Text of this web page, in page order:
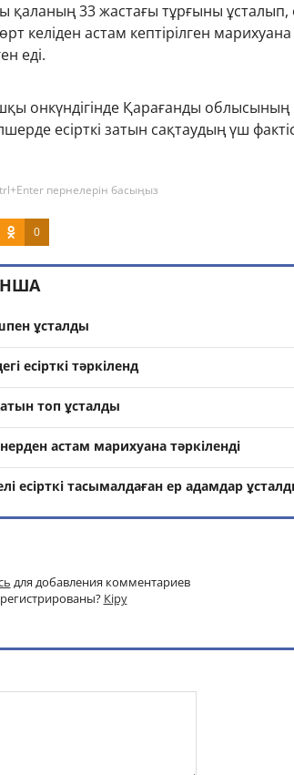
қаланың 33 жастағы тұрғыны
келіден астам кептірілген
еді.
онкүндігінде Қарағанды облысының
есірткі затын сақтаудың үш
пернелерін басыңыз
0
ұсталды
есірткі тәркіленд
топ ұсталды
астам марихуана тәркіленді
есірткі тасымалдаған ер адамдар
для добавления комментариев
Кіру